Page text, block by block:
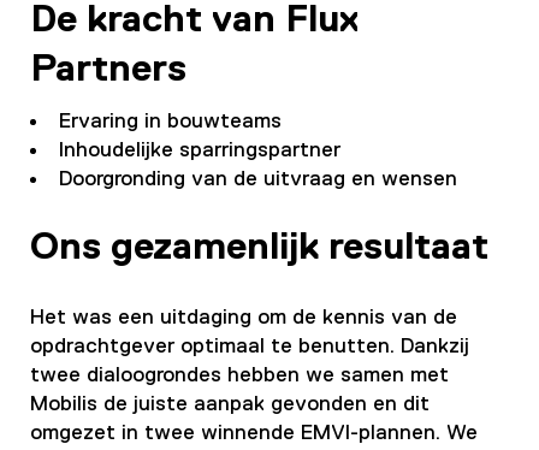
De kracht van Flux
Partners
Ervaring in bouwteams
Inhoudelijke sparringspartner
Doorgronding van de uitvraag en wensen
Ons gezamenlijk resultaat
Het was een uitdaging om de kennis van de
opdrachtgever optimaal te benutten. Dankzij
twee dialoogrondes hebben we samen met
Mobilis de juiste aanpak gevonden en dit
omgezet in twee winnende EMVI-plannen. We